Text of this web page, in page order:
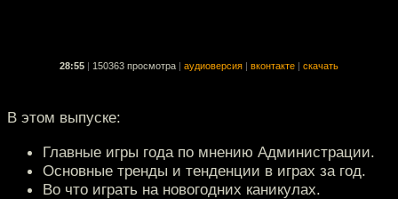
28:55 150363 просмотра аудиоверсия вконтакте скачать
В этом выпуске:
Главные игры года по мнению Администрации.
Основные тренды и тенденции в играх за год.
Во что играть на новогодних каникулах.